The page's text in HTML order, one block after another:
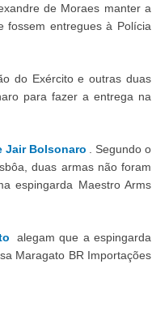
de Moraes manter a
fossem entregues à Polícia
do Exército e outras duas
para fazer a entrega na
Jair Bolsonaro
. Segundo o
duas armas não foram
espingarda Maestro Arms
alegam que a espingarda
Maragato BR Importações